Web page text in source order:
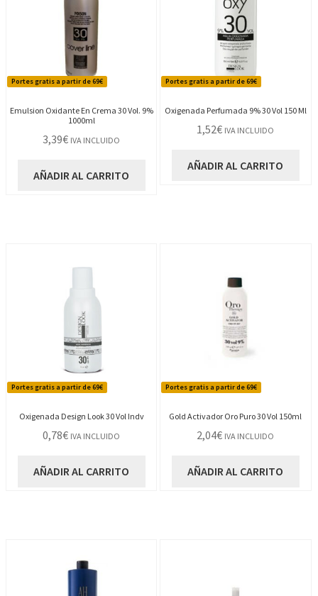
Portes gratis a partir de 69€
Emulsion Oxidante En Crema 30 Vol. 9%
1000ml
3,39€ IVA INCLUIDO
AÑADIR AL CARRITO
Portes gratis a partir de 69€
Oxigenada Perfumada 9% 30 Vol 150 Ml
1,52€ IVA INCLUIDO
AÑADIR AL CARRITO
Portes gratis a partir de 69€
Oxigenada Design Look 30 Vol Indv
0,78€ IVA INCLUIDO
AÑADIR AL CARRITO
Portes gratis a partir de 69€
Gold Activador Oro Puro 30 Vol 150ml
2,04€ IVA INCLUIDO
AÑADIR AL CARRITO